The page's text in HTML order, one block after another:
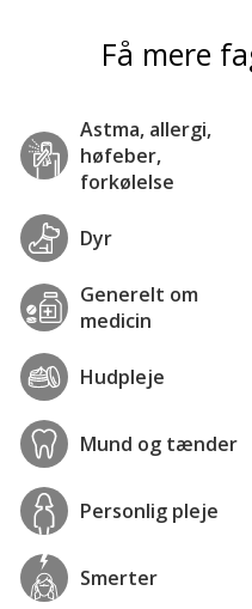
Få mere
Astma, allergi,
høfeber,
forkølelse
Dyr
Generelt om
medicin
Hudpleje
Mund og tænder
Personlig pleje
Smerter